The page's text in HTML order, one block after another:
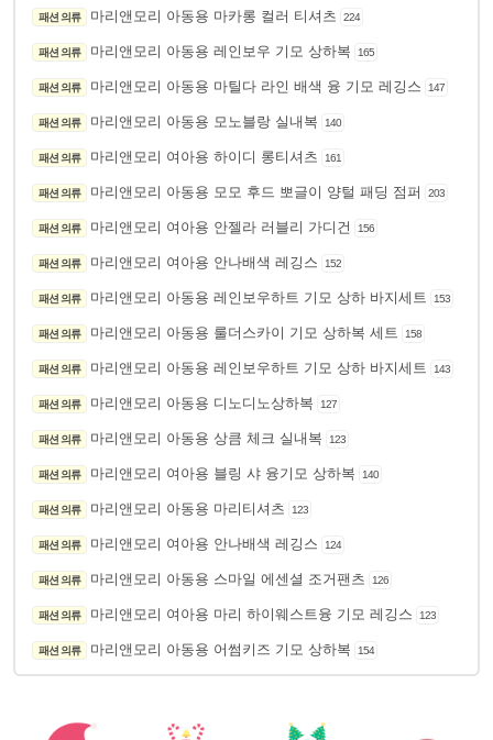
패션 의류 마리앤모리 아동용 마카롱 컬러 티셔츠 224
패션 의류 마리앤모리 아동용 레인보우 기모 상하복 165
패션 의류 마리앤모리 아동용 마틸다 라인 배색 융 기모 레깅스 147
패션 의류 마리앤모리 아동용 모노블랑 실내복 140
패션 의류 마리앤모리 여아용 하이디 롱티셔츠 161
패션 의류 마리앤모리 아동용 모모 후드 뽀글이 양털 패딩 점퍼 203
패션 의류 마리앤모리 여아용 안젤라 러블리 가디건 156
패션 의류 마리앤모리 여아용 안나배색 레깅스 152
패션 의류 마리앤모리 아동용 레인보우하트 기모 상하 바지세트 153
패션 의류 마리앤모리 아동용 룰더스카이 기모 상하복 세트 158
패션 의류 마리앤모리 아동용 레인보우하트 기모 상하 바지세트 143
패션 의류 마리앤모리 아동용 디노디노상하복 127
패션 의류 마리앤모리 아동용 상큼 체크 실내복 123
패션 의류 마리앤모리 여아용 블링 샤 융기모 상하복 140
패션 의류 마리앤모리 아동용 마리티셔츠 123
패션 의류 마리앤모리 여아용 안나배색 레깅스 124
패션 의류 마리앤모리 아동용 스마일 에센셜 조거팬츠 126
패션 의류 마리앤모리 여아용 마리 하이웨스트융 기모 레깅스 123
패션 의류 마리앤모리 아동용 어썸키즈 기모 상하복 154